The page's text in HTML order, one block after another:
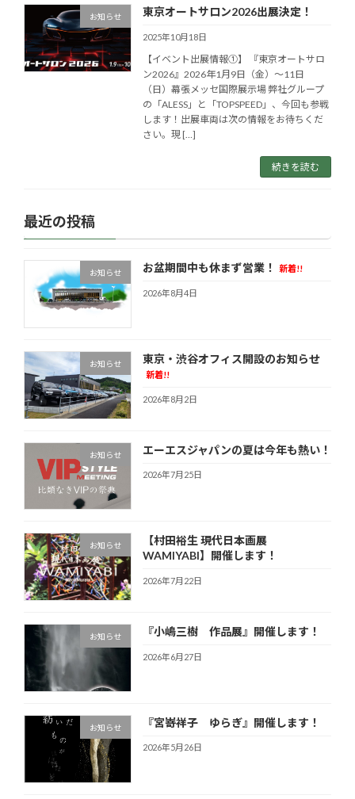
お知らせ 東京オートサロン2026出展決定！
2025年10月18日
【イベント出展情報①】 『東京オートサロ
ン2026』2026年1月9日（金）～11日
（日）幕張メッセ国際展示場 弊社グループ
の「ALESS」と「TOPSPEED」、今回も参戦
します！出展車両は次の情報をお待ちくだ
さい。現 […]
続きを読む
最近の投稿
お知らせ お盆期間中も休まず営業！ 新着!!
2026年8月4日
お知らせ 東京・渋谷オフィス開設のお知らせ
新着!!
2026年8月2日
お知らせ エーエスジャパンの夏は今年も熱い！
2026年7月25日
お知らせ
【村田裕生 現代日本画展
WAMIYABI】開催します！
2026年7月22日
お知らせ 『小嶋三樹 作品展』開催します！
2026年6月27日
お知らせ 『宮嵜祥子 ゆらぎ』開催します！
2026年5月26日